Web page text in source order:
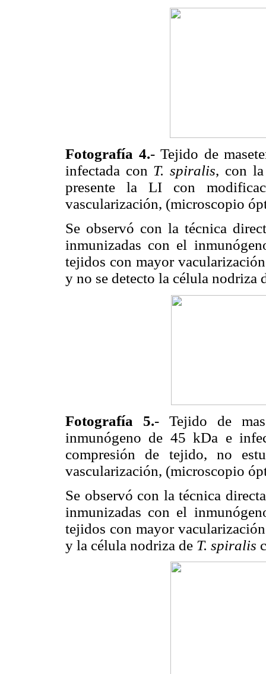
Fotografía 4.- Tejido de
infectada con T. spiralis, con la
presente la LI con
vascularización, (microscopio
Se observó con la técnica
inmunizadas con el
tejidos con mayor
y no se detecto la célula nodriza
Fotografía 5.- Tejido de
inmunógeno de 45 kDa e
compresión de tejido, no
vascularización, (microscopio
Se observó con la técnica
inmunizadas con el
tejidos con mayor
y la célula nodriza de T. spiralis